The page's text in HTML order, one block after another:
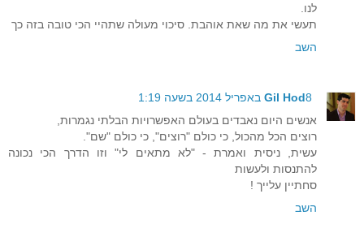
לנו.
תעשי את מה שאת אוהבת. סיכוי מעולה שתהיי הכי טובה בזה כך
השב
Gil Hod8 באפריל 2014 בשעה 1:19
אנשים היום נאבדים בעולם האפשרויות הבלתי נגמרות,
רוצים הכל מהכול, כי כולם "רוצים", כי כולם "שם".
עשית, ניסית ואמרת - "לא מתאים לי" וזו הדרך הכי נכונה
להתנסות ולעשות
סחתיין עלייך !
השב